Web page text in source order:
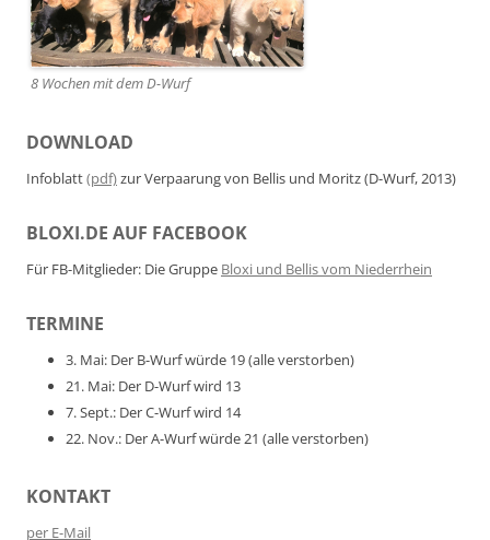
8 Wochen mit dem D-Wurf
DOWNLOAD
Infoblatt(pdf)zur Verpaarung von Bellis und Moritz (D-Wurf, 2013)
BLOXI.DE AUF FACEBOOK
Für FB-Mitglieder: Die Gruppe Bloxi und Bellis vom Niederrhein
TERMINE
3. Mai: Der B-Wurf würde 19 (alle verstorben)
21. Mai: Der D-Wurf wird 13
7. Sept.: Der C-Wurf wird 14
22. Nov.: Der A-Wurf würde 21 (alle verstorben)
KONTAKT
per E-Mail